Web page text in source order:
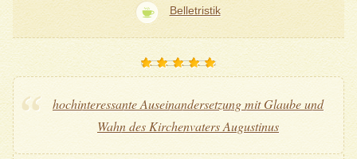
Belletristik
hochinteressante Auseinandersetzung mit Glaube und
Wahn des Kirchenvaters Augustinus